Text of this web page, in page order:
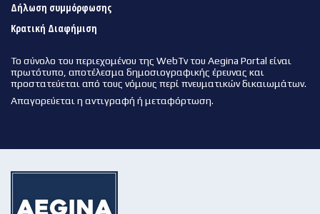
Δήλωση συμμόρφωσης
Κρατική Διαφήμιση
Το σύνολο του περιεχομένου της WebTv του Aegina Portal είναι
πρωτότυπο, αποτέλεσμα δημοσιογραφικής έρευνας και
προστατεύεται από τους νόμους περί πνευματικών δικαιωμάτων.
Απαγορεύεται η αντιγραφή ή μεταφόρτωση.